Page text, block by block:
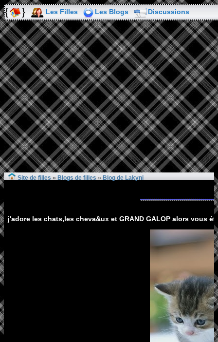
Les Filles Les Blogs Discussions
Site de filles » Blogs de filles » Blog de Lakyni
j'adore les chats,les cheva&ux et GRAND GALOP alors